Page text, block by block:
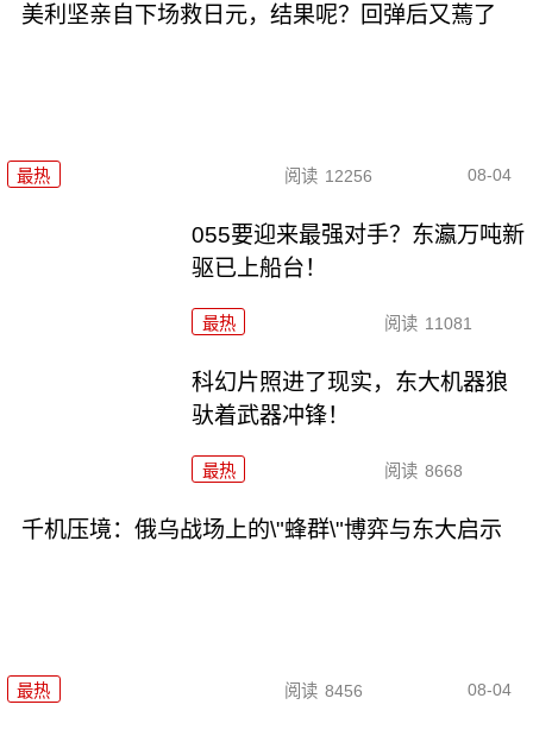
美利坚亲自下场救日元，结果呢？回弹后又蔫了
最热 阅读 12256 08-04
055要迎来最强对手？东瀛万吨新
驱已上船台！
最热 阅读 11081
科幻片照进了现实，东大机器狼
驮着武器冲锋！
最热 阅读 8668
千机压境：俄乌战场上的\"蜂群\"博弈与东大启示
最热 阅读 8456 08-04